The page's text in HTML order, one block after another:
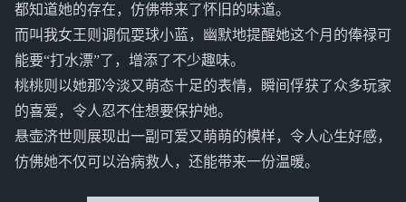
都知道她的存在，仿佛带来了怀旧的味道。
而叫我女王则调侃耍球小蓝，幽默地提醒她这个月的俸禄可
能要“打水漂”了，增添了不少趣味。
桃桃则以她那冷淡又萌态十足的表情，瞬间俘获了众多玩家
的喜爱，令人忍不住想要保护她。
悬壶济世则展现出一副可爱又萌萌的模样，令人心生好感，
仿佛她不仅可以治病救人，还能带来一份温暖。